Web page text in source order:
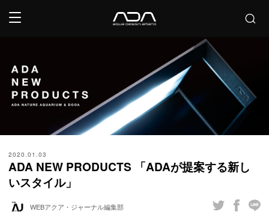
2020.01.03
ADA NEW PRODUCTS 「ADAが提案する新し
いスタイル」
WEBアクア・ジャーナル編集部